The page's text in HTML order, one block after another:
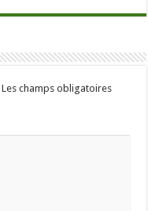
Les champs obligatoires